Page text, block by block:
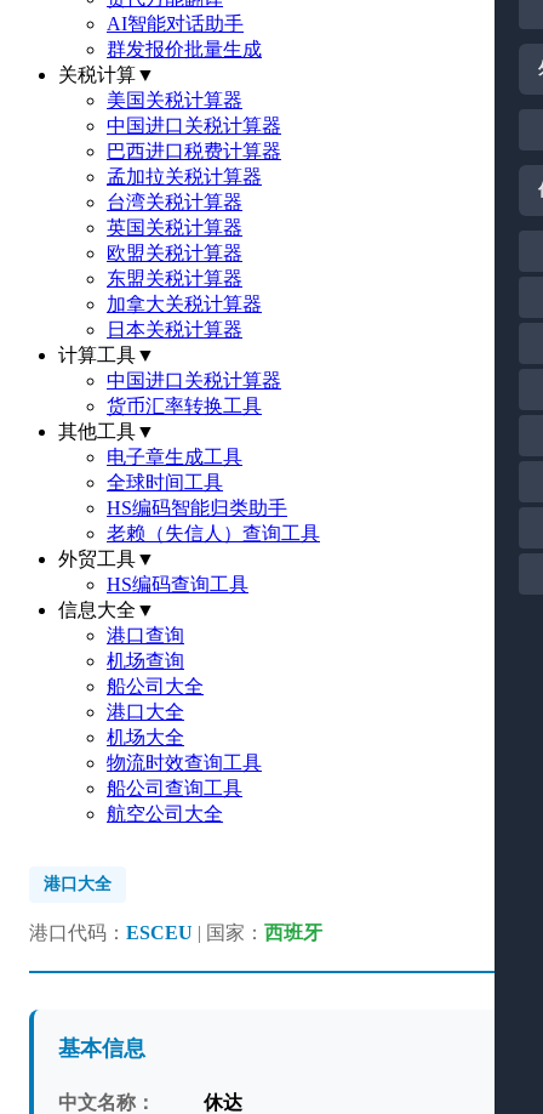
AI智能对话助手
群发报价批量生成
关税计算▼
美国关税计算器
中国进口关税计算器
巴西进口税费计算器
孟加拉关税计算器
台湾关税计算器
英国关税计算器
欧盟关税计算器
东盟关税计算器
加拿大关税计算器
日本关税计算器
计算工具▼
中国进口关税计算器
货币汇率转换工具
其他工具▼
电子章生成工具
全球时间工具
HS编码智能归类助手
老赖（失信人）查询工具
外贸工具▼
HS编码查询工具
信息大全 ▼
港口查询
机场查询
船公司大全
港口大全
机场大全
物流时效查询工具
船公司查询工具
航空公司大全
港口大全
港口代码： ESCEU | 国家： 西班牙
基本信息
中文名称： 休达